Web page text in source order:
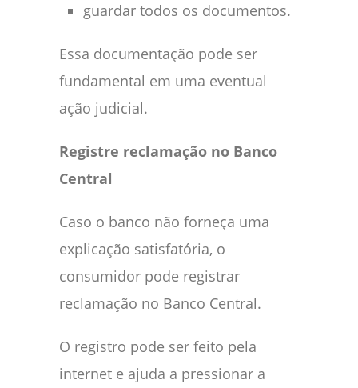
guardar todos os documentos.
Essa documentação pode ser
fundamental em uma eventual
ação judicial.
Registre reclamação no Banco
Central
Caso o banco não forneça uma
explicação satisfatória, o
consumidor pode registrar
reclamação no Banco Central.
O registro pode ser feito pela
internet e ajuda a pressionar a